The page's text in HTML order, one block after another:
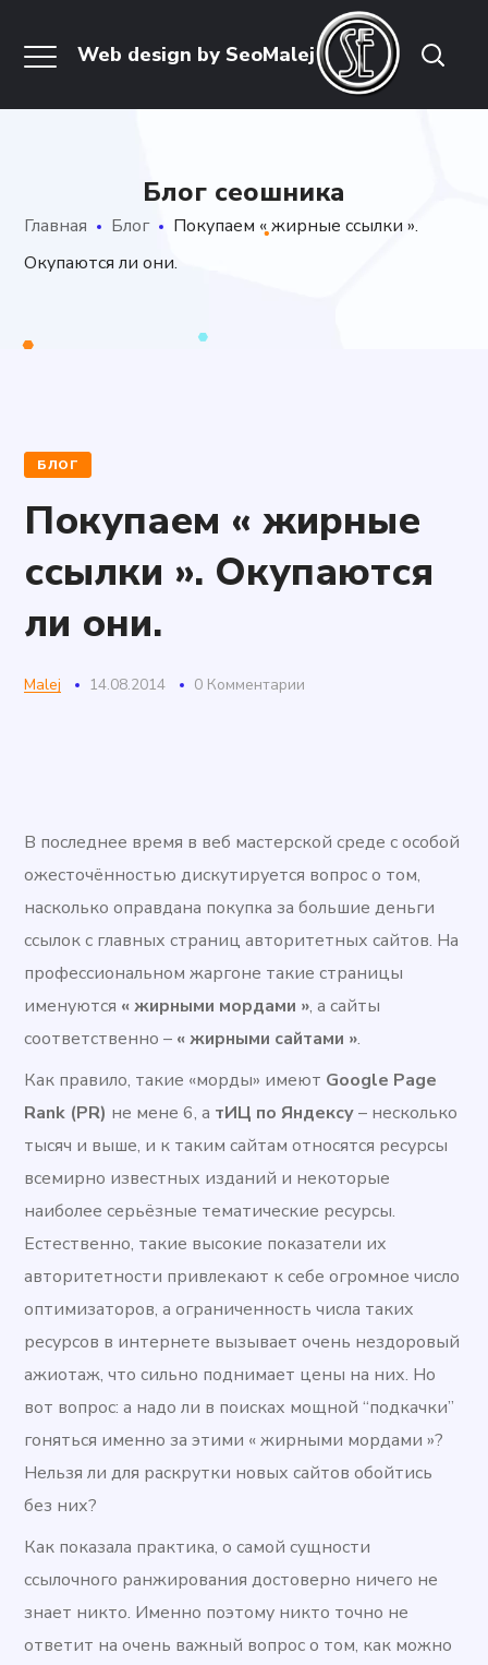
Блог сеошника
Главная Блог
Покупаем « жирные ссылки ».
Окупаются ли они.
БЛОГ
Покупаем « жирные
ссылки ». Окупаются
ли они.
Malej 14.08.2014 0 Комментарии
В последнее время в веб мастерской среде с особой
ожесточённостью дискутируется вопрос о том,
насколько оправдана покупка за большие деньги
ссылок с главных страниц авторитетных сайтов. На
профессиональном жаргоне такие страницы
именуются « жирными мордами », а сайты
соответственно – « жирными сайтами ».
Как правило, такие «морды» имеют Google Page
Rank (PR) не мене 6, а тИЦ по Яндексу– несколько
тысяч и выше, и к таким сайтам относятся ресурсы
всемирно известных изданий и некоторые
наиболее серьёзные тематические ресурсы.
Естественно, такие высокие показатели их
авторитетности привлекают к себе огромное число
оптимизаторов, а ограниченность числа таких
ресурсов в интернете вызывает очень нездоровый
ажиотаж, что сильно поднимает цены на них. Но
вот вопрос: а надо ли в поисках мощной “подкачки”
гоняться именно за этими « жирными мордами »?
Нельзя ли для раскрутки новых сайтов обойтись
без них?
Как показала практика, о самой сущности
ссылочного ранжирования достоверно ничего не
знает никто. Именно поэтому никто точно не
ответит на очень важный вопрос о том, как можно